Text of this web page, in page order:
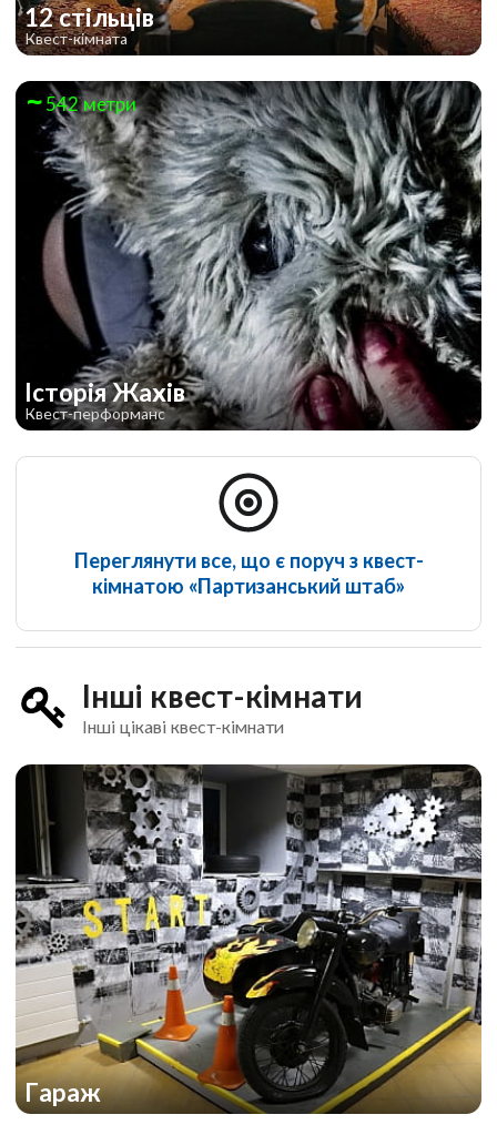
12 стільців
Квест-кімната
542 метри
Історія Жахів
Квест-перформанс
Переглянути все, що є поруч з квест-
кімнатою «Партизанський штаб»
Інші квест-кімнати
Інші цікаві квест-кімнати
Гараж